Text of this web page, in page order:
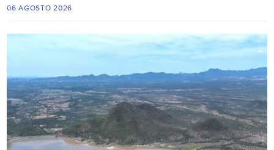
06 AGOSTO 2026